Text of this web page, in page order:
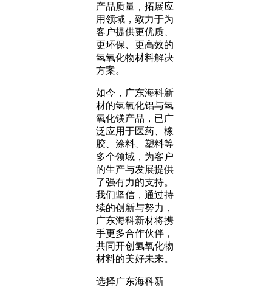
产品质量，拓展应
用领域，致力于为
客户提供更优质、
更环保、更高效的
氢氧化物材料解决
方案。
如今，广东海科新
材的氢氧化铝与氢
氧化镁产品，已广
泛应用于医药、橡
胶、涂料、塑料等
多个领域，为客户
的生产与发展提供
了强有力的支持。
我们坚信，通过持
续的创新与努力，
广东海科新材将携
手更多合作伙伴，
共同开创氢氧化物
材料的美好未来。
选择广东海科新